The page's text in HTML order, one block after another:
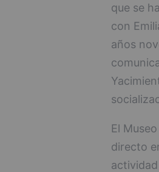
que se
con
años
El
directo